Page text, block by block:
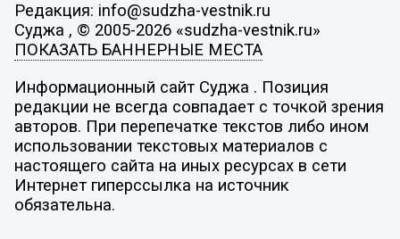
Редакция: info@sudzha-vestnik.ru
Суджа , © 2005-2026 «sudzha-vestnik.ru»
ПОКАЗАТЬ БАННЕРНЫЕ МЕСТА
Информационный сайт Суджа . Позиция
редакции не всегда совпадает с точкой зрения
авторов. При перепечатке текстов либо ином
использовании текстовых материалов с
настоящего сайта на иных ресурсах в сети
Интернет гиперссылка на источник
обязательна.